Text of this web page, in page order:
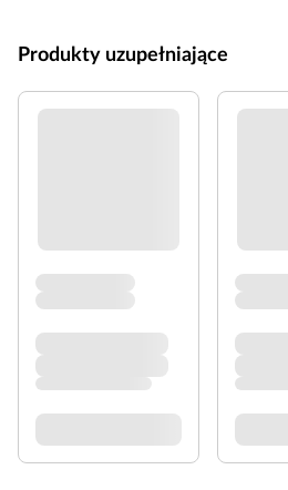
Produkty uzupełniające